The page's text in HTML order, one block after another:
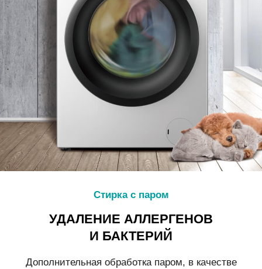
Стирка с паром
УДАЛЕНИЕ АЛЛЕРГЕНОВ
И БАКТЕРИЙ
Дополнительная обработка паром, в качестве